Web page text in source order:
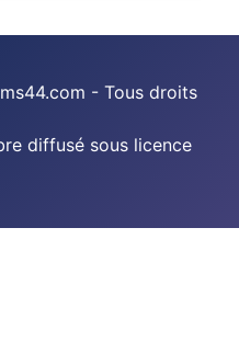
- Tous droits
diffusé sous licence